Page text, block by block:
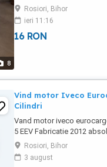
8
Capris, Liso, Ade, Tio +
ipsos! După montaj poate
orice tip de vopsea Ideal
elegant și modern Avem și
Rosiori, Bihor
ieri 11:16
16 RON
Vind motor Iveco
Cilindri
Vand motor iveco
5 EEV Fabricatie 2012
stare perfecta pornire la
pobat este montat pe
Rosiori, Bihor
3 august